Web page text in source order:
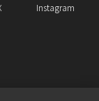
Instagram